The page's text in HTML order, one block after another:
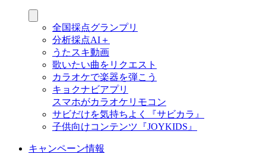
全国採点グランプリ
分析採点AI＋
うたスキ動画
歌いたい曲をリクエスト
カラオケで楽器を弾こう
キョクナビアプリ
スマホがカラオケリモコン
サビだけを気持ちよく『サビカラ』
子供向けコンテンツ『JOYKIDS』
キャンペーン情報